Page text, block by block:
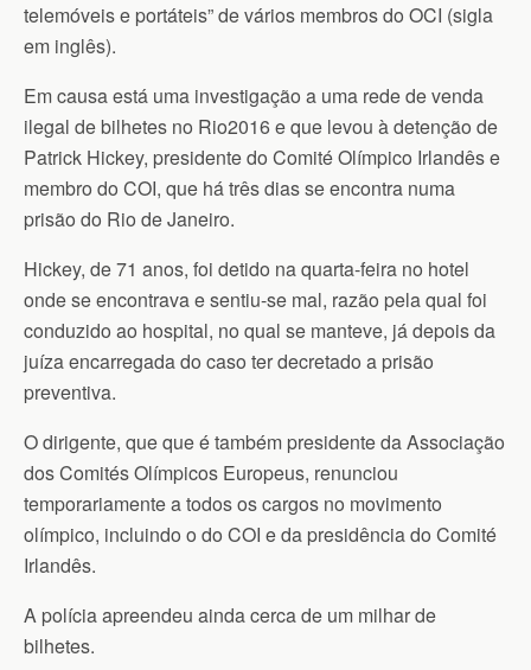
telemóveis e portáteis” de vários membros do OCI (sigla
em inglês).
Em causa está uma investigação a uma rede de venda
ilegal de bilhetes no Rio2016 e que levou à detenção de
Patrick Hickey, presidente do Comité Olímpico Irlandês e
membro do COI, que há três dias se encontra numa
prisão do Rio de Janeiro.
Hickey, de 71 anos, foi detido na quarta-feira no hotel
onde se encontrava e sentiu-se mal, razão pela qual foi
conduzido ao hospital, no qual se manteve, já depois da
juíza encarregada do caso ter decretado a prisão
preventiva.
O dirigente, que que é também presidente da Associação
dos Comités Olímpicos Europeus, renunciou
temporariamente a todos os cargos no movimento
olímpico, incluindo o do COI e da presidência do Comité
Irlandês.
A polícia apreendeu ainda cerca de um milhar de
bilhetes.